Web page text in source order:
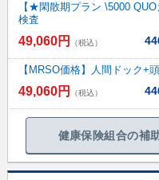
【★閑散期プラン \5000
検査
49,060円 （税込）
【MRSO価格】人間ドック+
49,060円 （税込）
健康保険組合の補